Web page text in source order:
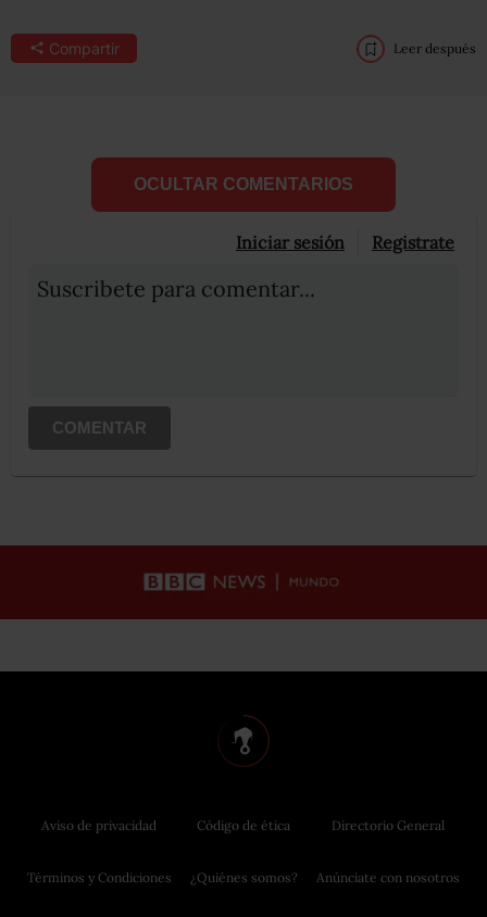
Compartir Leer después
OCULTAR COMENTARIOS
Iniciar sesión Registrate
Suscribete para comentar...
COMENTAR
Aviso de privacidad
Términos y Condiciones
Código de ética
¿Quiénes somos?
Directorio General
Anúnciate con nosotros